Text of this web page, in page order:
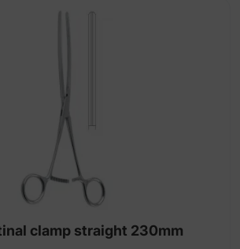
clamp straight 230mm